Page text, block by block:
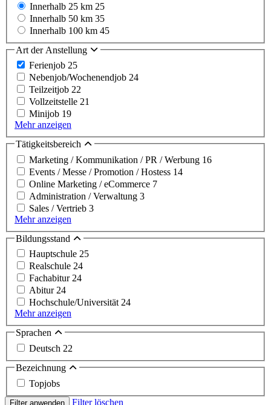
Innerhalb 25 km 25
Innerhalb 50 km 35
Innerhalb 100 km 45
Art der Anstellung
Ferienjob 25
Nebenjob/Wochenendjob 24
Teilzeitjob 22
Vollzeitstelle 21
Minijob 19
Mehr anzeigen
Tätigkeitsbereich
Marketing / Kommunikation / PR / Werbung 16
Events / Messe / Promotion / Hostess 14
Online Marketing / eCommerce 7
Administration / Verwaltung 3
Sales / Vertrieb 3
Mehr anzeigen
Bildungsstand
Hauptschule 25
Realschule 24
Fachabitur24
Abitur24
Hochschule/Universität24
Mehr anzeigen
Sprachen
Deutsch 22
Bezeichnung
Topjobs
Filter anwenden Filter löschen